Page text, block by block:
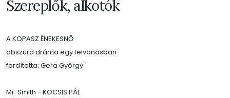
Szereplők, alkotók
A KOPASZ ÉNEKESNŐ
abszurd dráma egy felvonásban
fordította: Gera György
Mr. Smith - KOCSIS PÁL